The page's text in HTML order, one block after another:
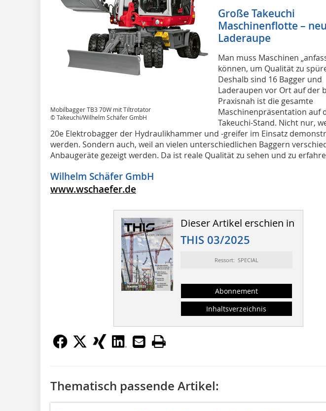
Mobilbagger TB3 70W mit Tiltrotator
© Takeuchi/Wilhelm Schäfer GmbH
Große Takeuchi
Maschinenflotte –
Laderaupe
Man muss Maschinen
können, um Qualität zu
Deshalb sind 16 Bagger und
Laderaupen vor Ort auf der
Praxisnah ist die gesamte
Maschinenpräsentation auf
Takeuchi-Stand. Nicht nur,
20e Elektrobagger der Hydraulikhammer und -greifer im Einsatz
werden. Sondern auch, weil an vielen unterschiedlichen Baggern
Anbaugeräte gezeigt werden. Da ist reale Qualität zu sehen und zu
Wilhelm Schäfer GmbH
www.wschaefer.de
Dieser Artikel erschien in
THIS 03/2025
Ressort: SPECIAL
Abonnement
Inhaltsverzeichnis
Thematisch passende Artikel: